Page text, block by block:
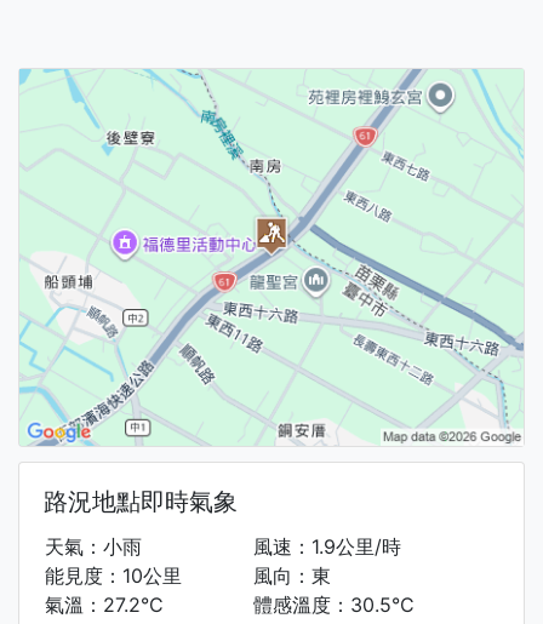
路況地點即時氣象
天氣：小雨
能見度：10公里
氣溫：27.2°C
風速：1.9公里/時
風向：東
體感溫度：30.5°C